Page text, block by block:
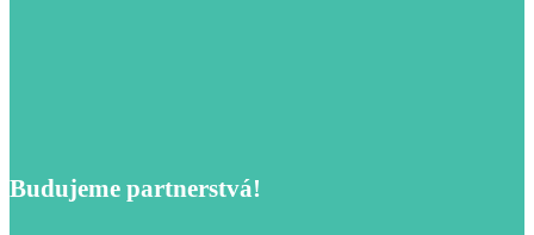
Budujeme partnerstvá!